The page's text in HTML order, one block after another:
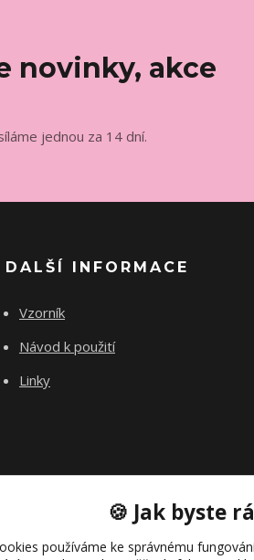
novinky, akce
jednou za 14 dní.
DALŠÍ INFORMACE
Vzorník
Návod k použití
Linky
🍪 Jak byste
používáme ke správnému